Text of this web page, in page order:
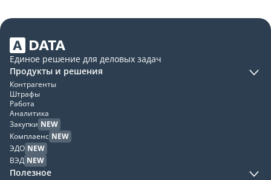
Единое решение для деловых задач
Продукты и решения
Контрагенты
Штрафы
Работа
Аналитика
Закупки NEW
Комплаенс NEW
ЭДО NEW
ВЭД NEW
Полезное